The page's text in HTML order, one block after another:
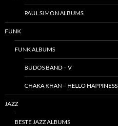
PAUL SIMON ALBUMS
FUNK
FUNK ALBUMS
BUDOS BAND – V
CHAKA KHAN – HELLO HAPPINESS
JAZZ
BESTE JAZZ ALBUMS